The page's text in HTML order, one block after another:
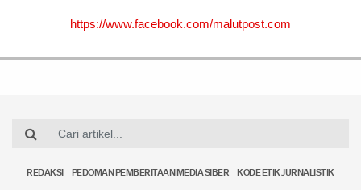
https://www.facebook.com/malutpost.com
REDAKSI PEDOMAN PEMBERITAAN MEDIA SIBER KODE ETIK JURNALISTIK